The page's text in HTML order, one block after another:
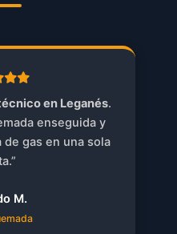
en Leganés.
enseguida y
gas en una sola
M.